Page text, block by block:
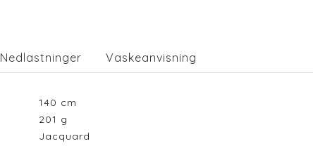
Nedlastninger Vaskeanvisning
140 cm
201 g
Jacquard